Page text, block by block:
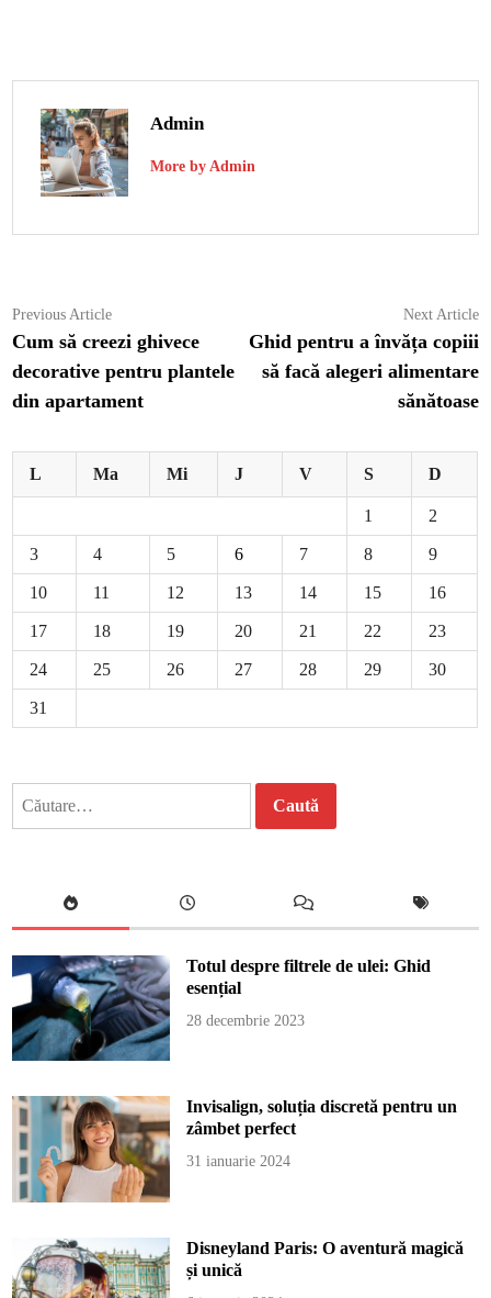
Admin
More by Admin
Navigare
în
articole
Previous ArticlePrevious
article:
Cum să creezi ghivece
decorative pentru plantele
din apartament
Next Article
Ghid pentru a învăța copiii
să facă alegeri alimentare
sănătoase
L Ma Mi J V S D
1 2
3 4 5 6 7 8 9
10 11 12 13 14 15 16
17 18 19 20 21 22 23
24 25 26 27 28 29 30
31
Totul despre filtrele de ulei: Ghid
esențial
28 decembrie 2023
Invisalign, soluția discretă pentru un
zâmbet perfect
31 ianuarie 2024
Disneyland Paris: O aventură magică
și unică